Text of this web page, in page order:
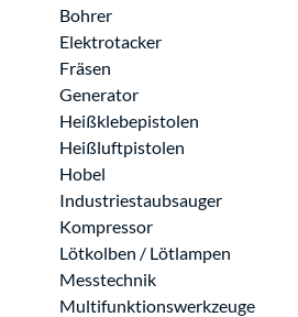
Bohrer
Elektrotacker
Fräsen
Generator
Heißklebepistolen
Heißluftpistolen
Hobel
Industriestaubsauger
Kompressor
Lötkolben / Lötlampen
Messtechnik
Multifunktionswerkzeuge